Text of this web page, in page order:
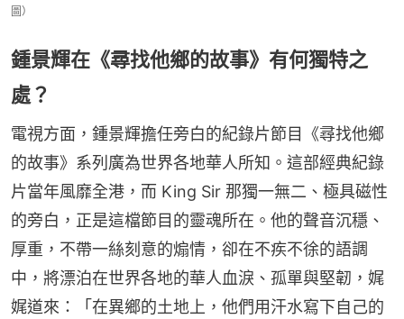
圖）
鍾景輝在《尋找他鄉的故事》有何獨特之
處？
電視方面，鍾景輝擔任旁白的紀錄片節目《尋找他鄉
的故事》系列廣為世界各地華人所知。這部經典紀錄
片當年風靡全港，而 King Sir 那獨一無二、極具磁性
的旁白，正是這檔節目的靈魂所在。他的聲音沉穩、
厚重，不帶一絲刻意的煽情，卻在不疾不徐的語調
中，將漂泊在世界各地的華人血淚、孤單與堅韌，娓
娓道來：「在異鄉的土地上，他們用汗水寫下自己的